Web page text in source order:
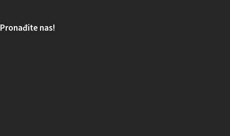
Pronađite nas!